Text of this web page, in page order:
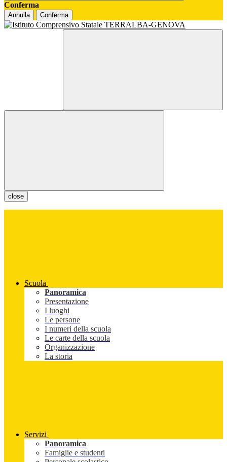
Conferma
Annulla Conferma
close
Scuola
Panoramica
Presentazione
I luoghi
Le persone
I numeri della scuola
Le carte della scuola
Organizzazione
La storia
Servizi
Panoramica
Famiglie e studenti